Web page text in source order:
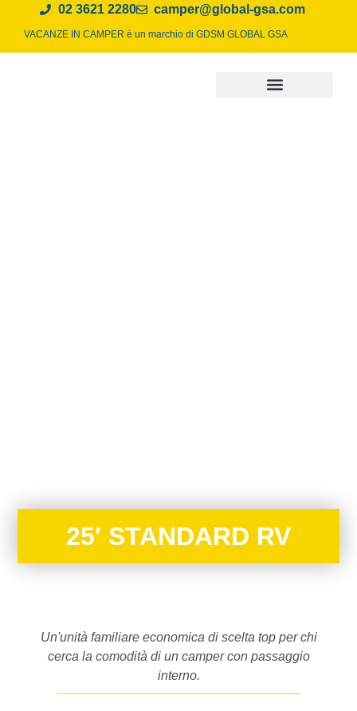
02 3621 2280 camper@global-gsa.com
VACANZE IN CAMPER è un marchio di GDSM GLOBAL GSA
25′ STANDARD RV
Un'unità familiare economica di scelta top per chi
cerca la comodità di un camper con passaggio
interno.